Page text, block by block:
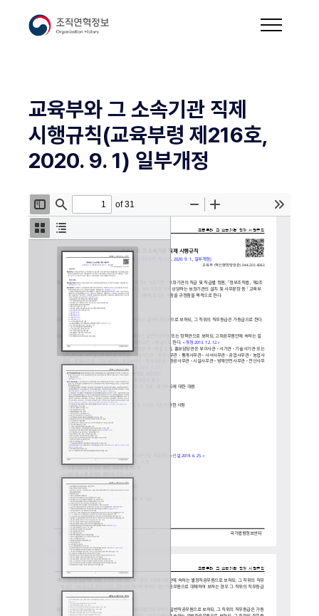
교육부와 그 소속기관 직제
시행규칙(교육부령 제216호,
2020. 9. 1) 일부개정